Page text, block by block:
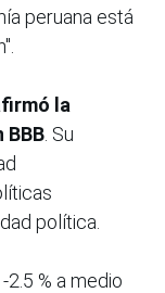
peruana está
la
. Su
política.
% a medio